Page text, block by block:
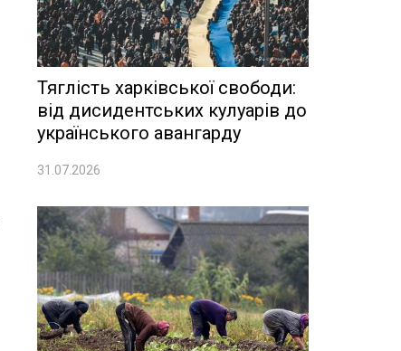
Тяглість харківської свободи:
від дисидентських кулуарів до
українського авангарду
31.07.2026